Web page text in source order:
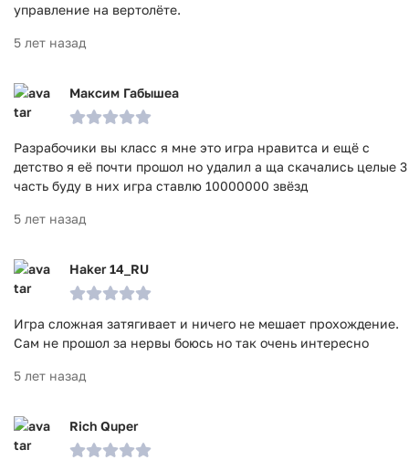
управление на вертолёте.
5 лет назад
Максим Габышеа
Разрабочики вы класс я мне это игра нравитса и ещё с
детство я её почти прошол но удалил а ща скачались целые 3
часть буду в них игра ставлю 10000000 звёзд
5 лет назад
Haker 14_RU
Игра сложная затягивает и ничего не мешает прохождение.
Сам не прошол за нервы боюсь но так очень интересно
5 лет назад
Rich Quper